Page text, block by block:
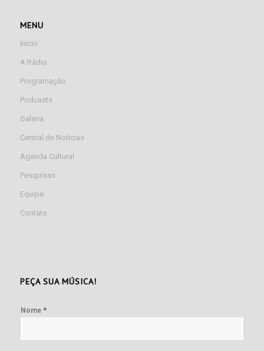
MENU
Início
A Rádio
Programação
Podcasts
Galeria
Central de Notícias
Agenda Cultural
Pesquisas
Equipe
Contato
PEÇA SUA MÚSICA!
Nome *